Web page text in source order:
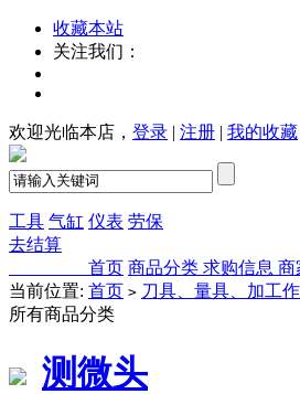
收藏本站
关注我们：
欢迎光临本店， 登录 | 注册 | 我的收藏
工具 气缸 仪表 劳保
去结算
首页 商品分类 求购信息 商
当前位置: 首页 > 刀具、量具、加工
所有商品分类
测微头